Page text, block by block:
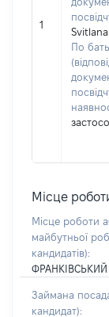
1
Svitlana
По
Місце
Місце роботи
майбутньої
кандидатів):
Займана
кандидат):